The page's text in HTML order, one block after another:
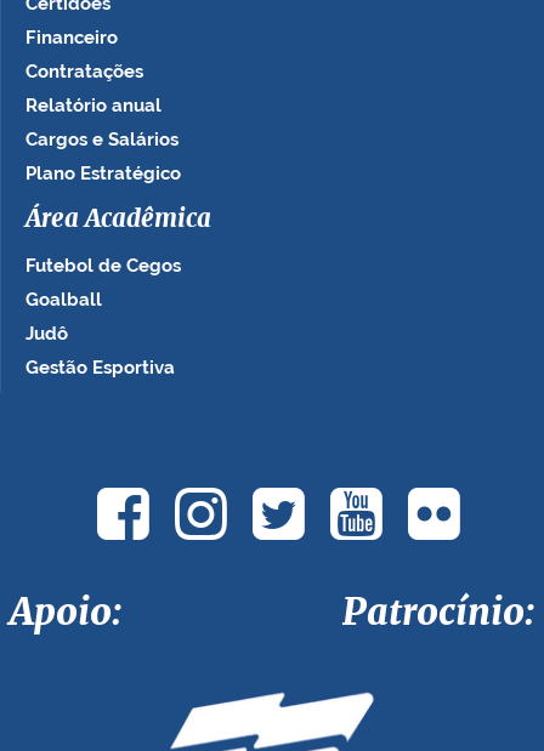
Financeiro
Contratações
Relatório anual
Cargos e Salários
Plano Estratégico
Área Acadêmica
Futebol de Cegos
Goalball
Judô
Gestão Esportiva
Apoio: Patrocínio: